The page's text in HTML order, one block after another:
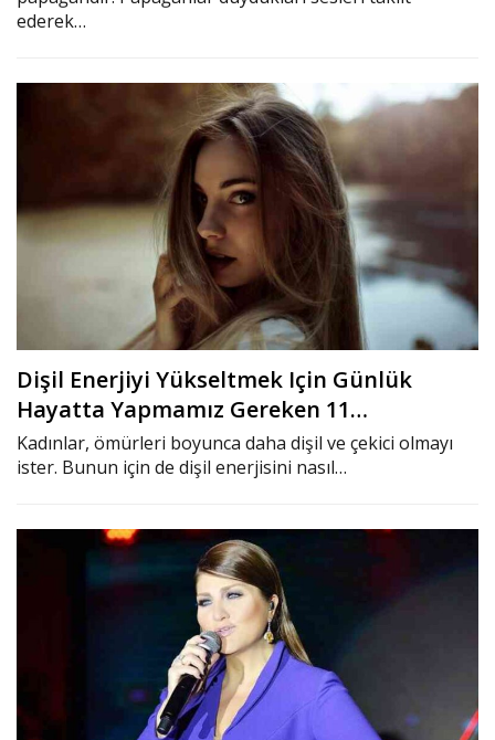
ederek…
Dişil Enerjiyi Yükseltmek Için Günlük
Hayatta Yapmamız Gereken 11…
Kadınlar, ömürleri boyunca daha dişil ve çekici olmayı
ister. Bunun için de dişil enerjisini nasıl…